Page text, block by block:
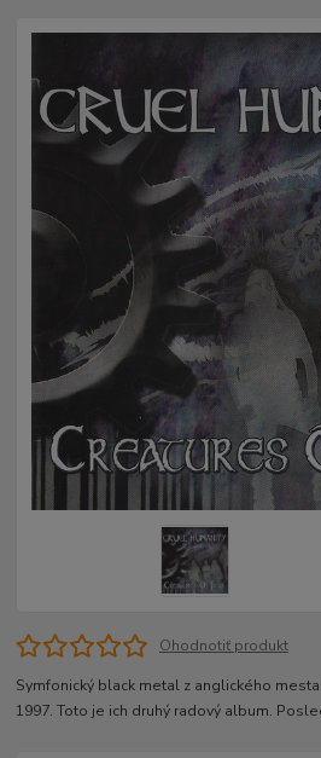
Ohodnotiť produkt
Symfonický black metal z anglického
1997. Toto je ich druhý radový album.